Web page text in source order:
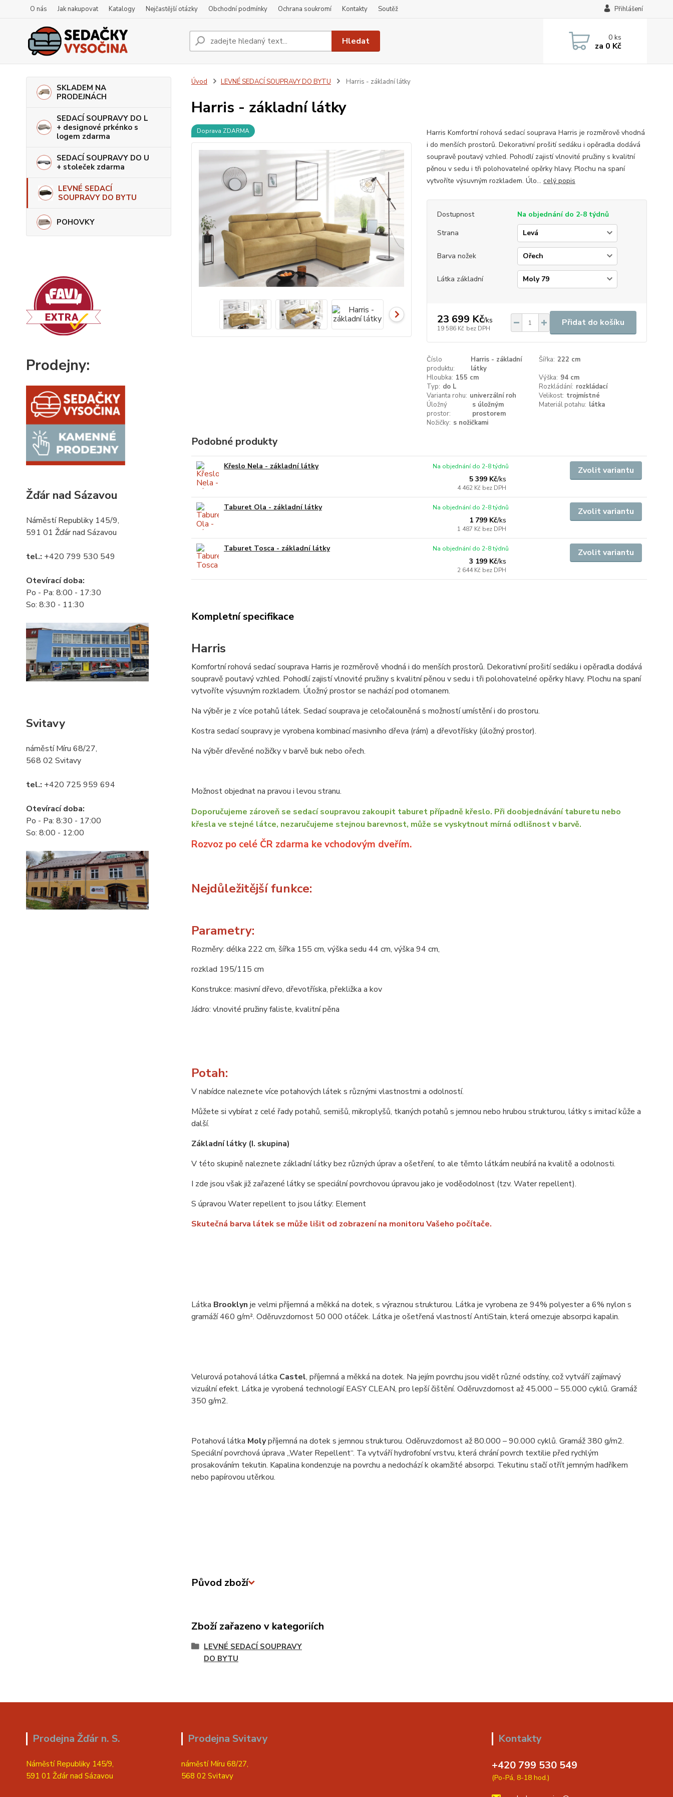
O nás Jak nakupovat Katalogy Nejčastější otázky Obchodní podmínky Ochrana soukromí Kontakty Soutěž Přihlášení
Hledat 0ks
za 0 Kč
SKLADEM NA
PRODEJNÁCH
SEDACÍ SOUPRAVY DO L
+ designové prkénko s
logem zdarma
SEDACÍ SOUPRAVY DO U
+ stoleček zdarma
LEVNÉ SEDACÍ
SOUPRAVY DO BYTU
POHOVKY
Prodejny:
Žďár nad Sázavou
Náměstí Republiky 145/9,
591 01 Žďár nad Sázavou
tel.: +420 799 530 549
Otevírací doba:
Po - Pa: 8:00 - 17:30
So: 8:30 - 11:30
Svitavy
náměstí Míru 68/27,
568 02 Svitavy
tel.: +420 725 959 694
Otevírací doba:
Po - Pa: 8:30 - 17:00
So: 8:00 - 12:00
Úvod LEVNÉ SEDACÍ SOUPRAVY DO BYTU Harris - základní látky
Harris - základní látky
Doprava ZDARMA
Harris Komfortní rohová sedací souprava Harris je rozměrově vhodná
i do menších prostorů. Dekorativní prošití sedáku i opěradla dodává
soupravě poutavý vzhled. Pohodlí zajistí vlnovité pružiny s kvalitní
pěnou v sedu i tři polohovatelné opěrky hlavy. Plochu na spaní
vytvoříte výsuvným rozkladem. Úlo... celý popis
Dostupnost
Na objednání do 2-8 týdnů
Strana
Barva nožek
Látka základní
23 699 Kč/ks
19 586 Kč bez DPH
Přidat do košíku
Číslo
produktu:
Harris - základní
látky
Šířka: 222 cm
Hloubka: 155 cm Výška: 94 cm
Typ: do L Rozkládání: rozkládací
Varianta rohu: univerzální roh Velikost: trojmístné
Úložný
prostor:
s úložným
prostorem
Materiál potahu: látka
Nožičky: s nožičkami
Podobné produkty
Křeslo Nela - základní látky
5 399 Kč/ks
4 462 Kč bez DPH
Na objednání do 2-8 týdnů Zvolit variantu
Taburet Ola - základní látky
1 799 Kč/ks
1 487 Kč bez DPH
Na objednání do 2-8 týdnů Zvolit variantu
Taburet Tosca - základní látky
3 199 Kč/ks
2 644 Kč bez DPH
Na objednání do 2-8 týdnů Zvolit variantu
Kompletní specifikace
Harris
Komfortní rohová sedací souprava Harris je rozměrově vhodná i do menších prostorů. Dekorativní prošití sedáku i opěradla dodává
soupravě poutavý vzhled. Pohodlí zajistí vlnovité pružiny s kvalitní pěnou v sedu i tři polohovatelné opěrky hlavy. Plochu na spaní
vytvoříte výsuvným rozkladem. Úložný prostor se nachází pod otomanem.
Na výběr je z více potahů látek. Sedací souprava je celočalouněná s možností umístění i do prostoru.
Kostra sedací soupravy je vyrobena kombinací masivního dřeva (rám) a dřevotřísky (úložný prostor).
Na výběr dřevěné nožičky v barvě buk nebo ořech.
Možnost objednat na pravou i levou stranu.
Doporučujeme zároveň se sedací soupravou zakoupit taburet případně křeslo. Při doobjednávání taburetu nebo
křesla ve stejné látce, nezaručujeme stejnou barevnost, může se vyskytnout mírná odlišnost v barvě.
Rozvoz po celé ČR zdarma ke vchodovým dveřím.
Nejdůležitější funkce:
Parametry:
Rozměry: délka 222 cm, šířka 155 cm, výška sedu 44 cm, výška 94 cm,
rozklad 195/115 cm
Konstrukce: masivní dřevo, dřevotříska, překližka a kov
Jádro: vlnovité pružiny faliste, kvalitní pěna
Potah:
V nabídce naleznete více potahových látek s různými vlastnostmi a odolností.
Můžete si vybírat z celé řady potahů, semišů, mikroplyšů, tkaných potahů s jemnou nebo hrubou strukturou, látky s imitací kůže a
další.
Základní látky (I. skupina)
V této skupině naleznete základní látky bez různých úprav a ošetření, to ale těmto látkám neubírá na kvalitě a odolnosti.
I zde jsou však již zařazené látky se speciální povrchovou úpravou jako je voděodolnost (tzv. Water repellent).
S úpravou Water repellent to jsou látky: Element
Skutečná barva látek se může lišit od zobrazení na monitoru Vašeho počítače.
Látka Brooklyn je velmi příjemná a měkká na dotek, s výraznou strukturou. Látka je vyrobena ze 94% polyester a 6% nylon s
gramáží 460 g/m². Oděruvzdornost 50 000 otáček. Látka je ošetřená vlastností AntiStain, která omezuje absorpci kapalin.
Velurová potahová látka Castel, příjemná a měkká na dotek. Na jejím povrchu jsou vidět různé odstíny, což vytváří zajímavý
vizuální efekt. Látka je vyrobená technologií EASY CLEAN, pro lepší čištění. Oděruvzdornost až 45.000 – 55.000 cyklů. Gramáž
350 g/m2.
Potahová látka Molypříjemná na dotek s jemnou strukturou. Oděruvzdornost až 80.000 – 90.000 cyklů. Gramáž 380 g/m2.
Speciální povrchová úprava „Water Repellent“. Ta vytváří hydrofobní vrstvu, která chrání povrch textilie před rychlým
prosakováním tekutin. Kapalina kondenzuje na povrchu a nedochází k okamžité absorpci. Tekutinu stačí otřít jemným hadříkem
nebo papírovou utěrkou.
Původ zboží
Zboží zařazeno v kategoriích
LEVNÉ SEDACÍ SOUPRAVY
DO BYTU
Prodejna Žďár n. S.
Náměstí Republiky 145/9,
591 01 Žďár nad Sázavou
Prodejna Svitavy
náměstí Míru 68/27,
568 02 Svitavy
Kontakty
+420 799 530 549
(Po-Pá, 8-18 hod.)